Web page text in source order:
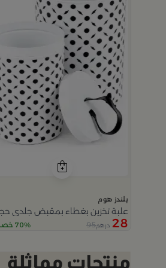
بلندز هوم
علبة تخزين بغطاء بمقبض جلدي
28 درهم95 70% خصم